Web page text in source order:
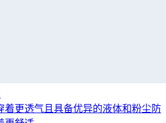
着更透气且具备优异的液体和粉尘防